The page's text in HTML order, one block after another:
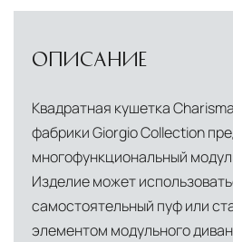
доставки и обеспечить
Глобальная сеть
центров
Помимо Москвы, мы
логистическими узлами в
международных хабах:
ОПИСАНИЕ
Квадратная кушетка
фабрики Giorgio Collection
многофункциональный
Изделие может
самостоятельный пуф или
элементом модульного